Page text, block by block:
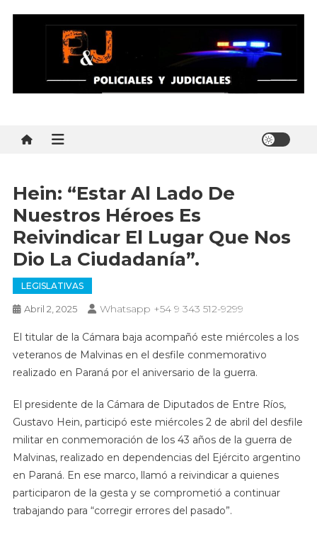
Hein: “Estar Al Lado De
Nuestros Héroes Es
Reivindicar El Lugar Que Nos
Dio La Ciudadanía”.
LEGISLATIVAS
Abril 2, 2025 Whatsapp +54 9 343 512-9299
El titular de la Cámara baja acompañó este miércoles a los
veteranos de Malvinas en el desfile conmemorativo
realizado en Paraná por el aniversario de la guerra.
El presidente de la Cámara de Diputados de Entre Ríos,
Gustavo Hein, participó este miércoles 2 de abril del desfile
militar en conmemoración de los 43 años de la guerra de
Malvinas, realizado en dependencias del Ejército argentino
en Paraná. En ese marco, llamó a reivindicar a quienes
participaron de la gesta y se comprometió a continuar
trabajando para “corregir errores del pasado”.